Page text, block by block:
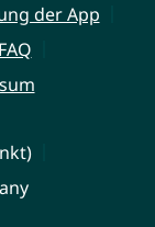
der App
FAQ